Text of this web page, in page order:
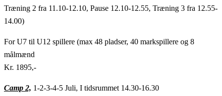
Træning 2 fra 11.10-12.10, Pause 12.10-12.55, Træning 3 fra 12.55-
14.00)
For U7 til U12 spillere (max 48 pladser, 40 markspillere og 8
målmænd
Kr. 1895,-
Camp 2, 1-2-3-4-5 Juli, I tidsrummet 14.30-16.30